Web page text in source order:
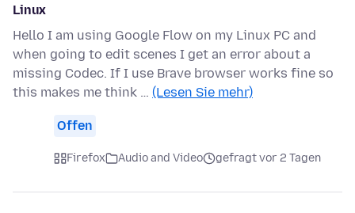
Linux
Hello I am using Google Flow on my Linux PC and
when going to edit scenes I get an error about a
missing Codec. If I use Brave browser works fine so
this makes me think … (Lesen Sie mehr)
Offen
Firefox Audio and Video gefragt vor 2 Tagen